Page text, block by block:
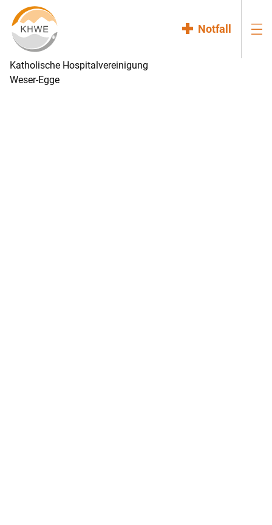
Katholische Hospitalvereinigung
Weser-Egge
Notfall